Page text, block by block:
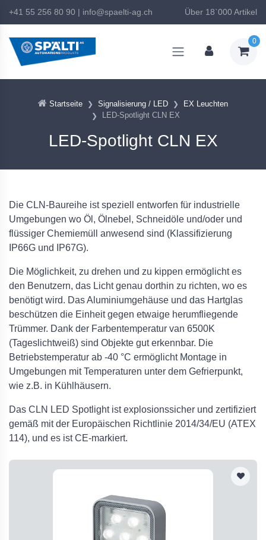
+41 55 256 80 90 | info@spaelti-ag.ch Über 18`000 Artikel
0
Startseite Signalisierung / LED
EX Leuchten
LED-Spotlight CLN EX
LED-Spotlight CLN EX
Die CLN-Baureihe ist speziell entworfen für industrielle
Umgebungen wo Öl, Ölnebel, Schneidöle und/oder und
flüssiger Chemiemüll anwesend sind (Klassifizierung
IP66G und IP67G).
Die Möglichkeit, zu drehen und zu kippen ermöglicht es
den Benutzern, das Licht genau dorthin zu richten, wo es
benötigt wird. Das Aluminiumgehäuse und das Hartglas
beschützen die Einheit gegen etwaige herumfliegende
Trümmer. Dank der Farbentemperatur van 6500K
(Tageslichtweiß) sind Objekte gut erkennbar. Die
Betriebstemperatur ab -40 °C ermöglicht Montage in
Umgebungen mit Temperaturen unter dem Gefrierpunkt,
wie z.B. in Kühlhäusern.
Das CLN LED Spotlight ist explosionssicher und zertifiziert
gemäß mit der Europäischen Richtlinie 2014/34/EU (ATEX
114), und es ist CE-markiert.